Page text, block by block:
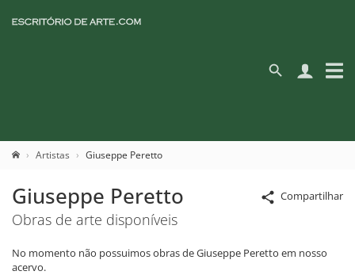
Artistas Giuseppe Peretto
Compartilhar
Giuseppe Peretto
Obras de arte disponíveis
No momento não possuimos obras de Giuseppe Peretto em nosso
acervo.